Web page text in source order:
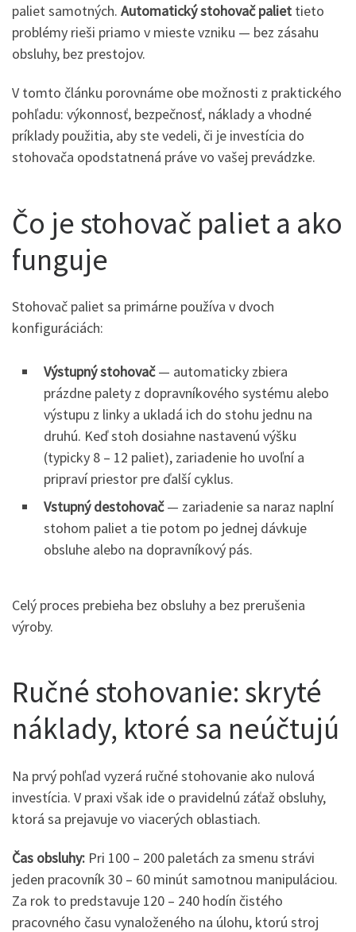
paliet samotných. Automatický stohovač paliet tieto
problémy rieši priamo v mieste vzniku — bez zásahu
obsluhy, bez prestojov.
V tomto článku porovnáme obe možnosti z praktického
pohľadu: výkonnosť, bezpečnosť, náklady a vhodné
príklady použitia, aby ste vedeli, či je investícia do
stohovača opodstatnená práve vo vašej prevádzke.
Čo je stohovač paliet a ako
funguje
Stohovač paliet sa primárne používa v dvoch
konfiguráciách:
Výstupný stohovač— automaticky zbiera
prázdne palety z dopravníkového systému alebo
výstupu z linky a ukladá ich do stohu jednu na
druhú. Keď stoh dosiahne nastavenú výšku
(typicky 8 – 12 paliet), zariadenie ho uvoľní a
pripraví priestor pre ďalší cyklus.
Vstupný destohovač— zariadenie sa naraz naplní
stohom paliet a tie potom po jednej dávkuje
obsluhe alebo na dopravníkový pás.
Celý proces prebieha bez obsluhy a bez prerušenia
výroby.
Ručné stohovanie: skryté
náklady, ktoré sa neúčtujú
Na prvý pohľad vyzerá ručné stohovanie ako nulová
investícia. V praxi však ide o pravidelnú záťaž obsluhy,
ktorá sa prejavuje vo viacerých oblastiach.
Čas obsluhy: Pri 100 – 200 paletách za smenu strávi
jeden pracovník 30 – 60 minút samotnou manipuláciou.
Za rok to predstavuje 120 – 240 hodín čistého
pracovného času vynaloženého na úlohu, ktorú stroj